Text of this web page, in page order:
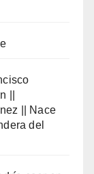
||
|| Nace
del